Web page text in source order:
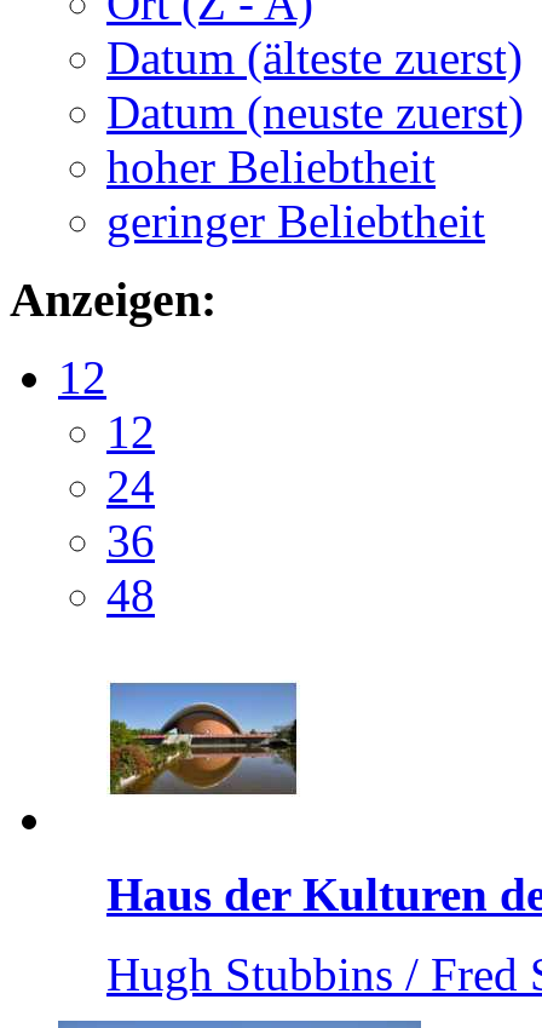
Datum (älteste zuerst)
Datum (neuste zuerst)
hoher Beliebtheit
geringer Beliebtheit
Anzeigen:
12
12
24
36
48
Haus der Kulturen
Hugh Stubbins / Fred